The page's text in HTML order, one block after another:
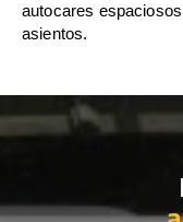
autocares
asientos.